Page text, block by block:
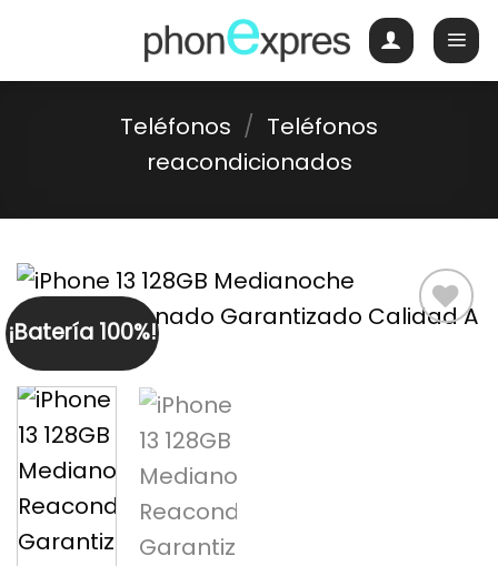
content
Teléfonos / Teléfonos
reacondicionados
¡Batería 100%!